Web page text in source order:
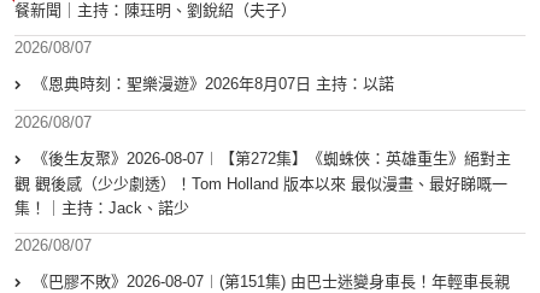
餐新聞｜主持：陳珏明、劉銳紹（夫子）
2026/08/07
《恩典時刻：聖樂漫遊》2026年8月07日 主持：以諾
2026/08/07
《後生友聚》2026-08-07︱【第272集】《蜘蛛俠：英雄重生》絕對主
觀 觀後感（少少劇透）！Tom Holland 版本以來 最似漫畫、最好睇嘅一
集！｜主持：Jack、諾少
2026/08/07
《巴膠不敗》2026-08-07︱(第151集) 由巴士迷變身車長！年輕車長親